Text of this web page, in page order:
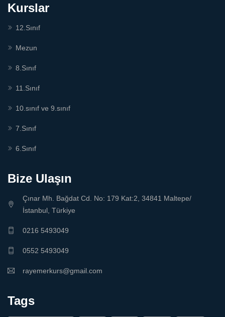
Kurslar
12.Sınıf
Mezun
8.Sınıf
11.Sınıf
10.sınıf ve 9.sınıf
7.Sınıf
6.Sınıf
Bize Ulaşın
Çınar Mh. Bağdat Cd. No: 179 Kat:2, 34841 Maltepe/
İstanbul, Türkiye
0216 5493049
0552 5493049
rayemerkurs@gmail.com
Tags